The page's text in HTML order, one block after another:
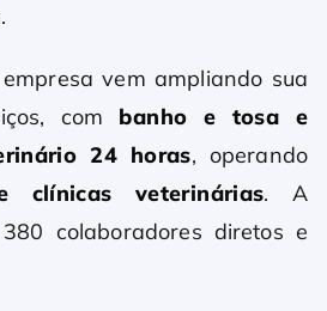
vem ampliando sua
com banho e tosa e
24 horas, operando
clínicas veterinárias. A
colaboradores diretos e